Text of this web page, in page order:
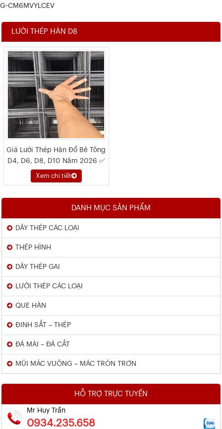
G-CM6MVYLCEV
LƯỚI THÉP HÀN D8
Giá Lưới Thép Hàn Đổ Bê Tông
D4, D6, D8, D10 Năm 2026 ✅
Xem chi tiết
DANH MỤC SẢN PHẨM
DÂY THÉP CÁC LOẠI
THÉP HÌNH
DÂY THÉP GAI
LƯỚI THÉP CÁC LOẠI
QUE HÀN
ĐINH SẮT – THÉP
ĐÁ MÀI – ĐÁ CẮT
MŨI MÁC VUÔNG – MÁC TRÒN TRƠN
HỖ TRỢ TRỰC TUYẾN
Mr Huy Trần
0934.235.658